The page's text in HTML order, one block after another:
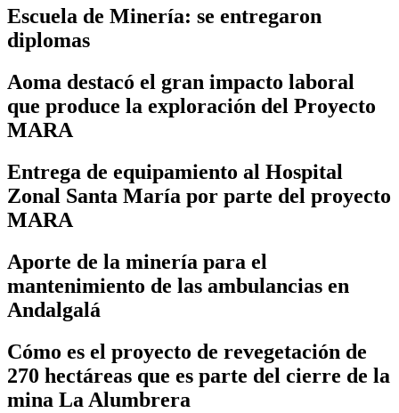
Escuela de Minería: se entregaron
diplomas
Aoma destacó el gran impacto laboral
que produce la exploración del Proyecto
MARA
Entrega de equipamiento al Hospital
Zonal Santa María por parte del proyecto
MARA
Aporte de la minería para el
mantenimiento de las ambulancias en
Andalgalá
Cómo es el proyecto de revegetación de
270 hectáreas que es parte del cierre de la
mina La Alumbrera